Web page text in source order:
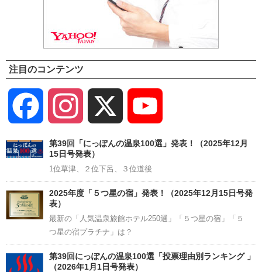
注目のコンテンツ
Facebook Instagram
Channel
第39回「にっぽんの温泉100選」発表！（2025年12月
15日号発表）
1位草津、２位下呂、３位道後
2025年度「５つ星の宿」発表！（2025年12月15日号発
表）
最新の「人気温泉旅館ホテル250選」「５つ星の宿」「５
つ星の宿プラチナ」は？
第39回にっぽんの温泉100選「投票理由別ランキング 」
（2026年1月1日号発表）